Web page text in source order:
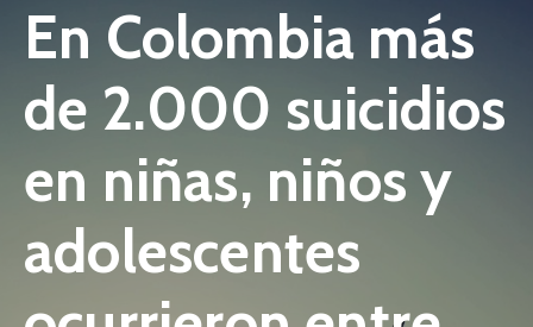
Documentos
Sé
De
Participación
Niñez
En Colombia más
de 2.000 suicidios
en niñas, niños y
adolescentes